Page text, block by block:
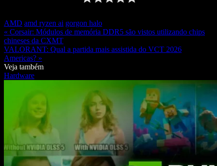
AMD amd ryzen ai gorgon halo
« Corsair: Módulos de memória DDR5 são vistos utilizando chips
chineses da CXMT
VALORANT: Qual a partida mais assistida do VCT 2026
Americas? »
Veja também
Hardware